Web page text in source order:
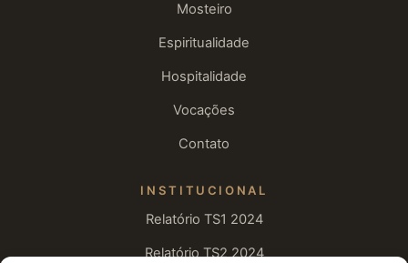
Mosteiro
Espiritualidade
Hospitalidade
Vocações
Contato
INSTITUCIONAL
Relatório TS1 2024
Relatório TS2 2024